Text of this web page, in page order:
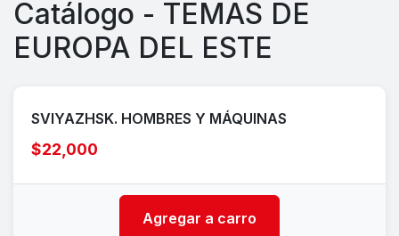
Catálogo - TEMAS DE
EUROPA DEL ESTE
SVIYAZHSK. HOMBRES Y MÁQUINAS
$22,000
Agregar a carro